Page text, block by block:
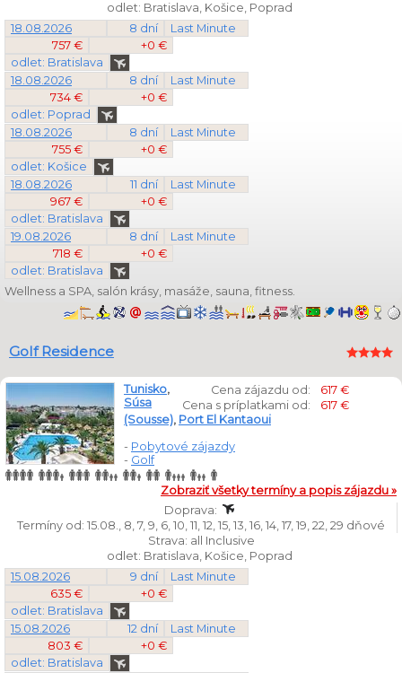
odlet: Bratislava, Košice, Poprad
18.08.2026
8 dní
Last Minute
757 €
+0 €
odlet: Bratislava
18.08.2026
8 dní
Last Minute
734 €
+0 €
odlet: Poprad
18.08.2026
8 dní
Last Minute
755 €
+0 €
odlet: Košice
18.08.2026
11 dní
Last Minute
967 €
+0 €
odlet: Bratislava
19.08.2026
8 dní
Last Minute
718 €
+0 €
odlet: Bratislava
Wellness a SPA, salón krásy, masáže, sauna, fitness.
Golf Residence
Cena zájazdu od:
617 €
Cena s príplatkami od:
617 €
Tunisko,
Súsa
(Sousse), Port El Kantaoui
- Pobytové zájazdy
- Golf
Zobraziť všetky termíny a popis zájazdu »
Doprava:
Termíny od: 15.08., 8, 7, 9, 6, 10, 11, 12, 15, 13, 16, 14, 17, 19, 22, 29 dňové
Strava: all Inclusive
odlet: Bratislava, Košice, Poprad
15.08.2026
9 dní
Last Minute
635 €
+0 €
odlet: Bratislava
15.08.2026
12 dní
Last Minute
803 €
+0 €
odlet: Bratislava